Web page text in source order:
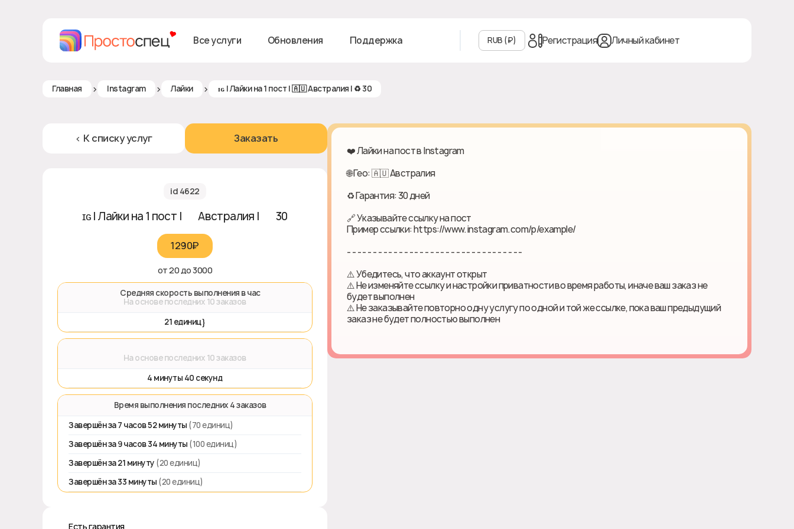
Все услуги Обновления Поддержка RUB (₽‎) Регистрация Личный кабинет
Главная > Instagram > Лайки > ɪɢ | Лайки на 1 пост | 🇦🇺 Австралия | ♻ 30
< К списку услуг Заказать
id 4622
ɪɢ | Лайки на 1 пост | 🇦🇺 Австралия | ♻ 30
1290₽‎
от 20 до 3000
🚀 Средняя скорость выполнения в час
На основе последних 10 заказов
21 единиц}
На основе последних 10 заказов
4 минуты 40 секунд
⏱️ Время выполнения последних 4 заказов
Завершён за 7 часов 52 минуты (70 единиц)
Завершён за 9 часов 34 минуты (100 единиц)
Завершён за 21 минуту (20 единиц)
Завершён за 33 минуты (20 единиц)
♻️ Есть гарантия
❤️ Лайки на пост в Instagram
🌐 Гео: 🇦🇺 Австралия
♻ Гарантия: 30 дней
🔗 Указывайте ссылку на пост
Пример ссылки: https://www.instagram.com/p/example/
- - - - - - - - - - - - - - - - - - - - - - - - - - - - - - - - - -
⚠️ Убедитесь, что аккаунт открыт
⚠️ Не изменяйте ссылку и настройки приватности во время работы, иначе ваш заказ не
будет выполнен
⚠️ Не заказывайте повторно одну услугу по одной и той же ссылке, пока ваш предыдущий
заказ не будет полностью выполнен